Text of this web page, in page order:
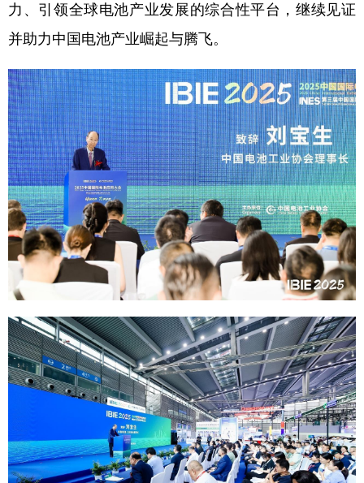
力、引领全球电池产业发展的综合性平台，继续见证
并助力中国电池产业崛起与腾飞。